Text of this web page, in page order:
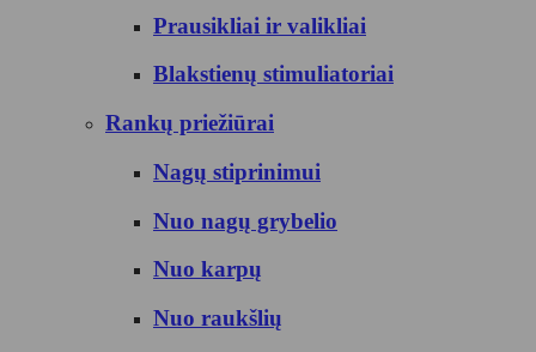
Prausikliai ir valikliai
Blakstienų stimuliatoriai
Rankų priežiūrai
Nagų stiprinimui
Nuo nagų grybelio
Nuo karpų
Nuo raukšlių